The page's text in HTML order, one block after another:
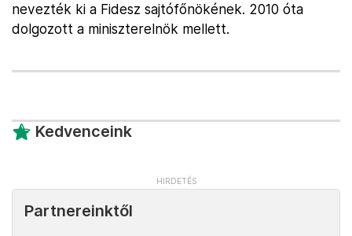
nevezték ki a Fidesz sajtófőnökének. 2010 óta
dolgozott a miniszterelnök mellett.
Kedvenceink
Partnereinktől